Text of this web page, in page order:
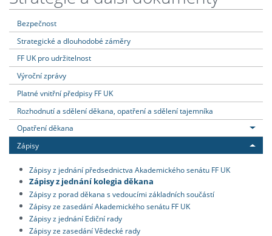
Bezpečnost
Strategické a dlouhodobé záměry
FF UK pro udržitelnost
Výroční zprávy
Platné vnitřní předpisy FF UK
Rozhodnutí a sdělení děkana, opatření a sdělení tajemníka
Opatření děkana
Zápisy
Zápisy z jednání předsednictva Akademického senátu FF UK
Zápisy z jednání kolegia děkana
Zápisy z porad děkana s vedoucími základních součástí
Zápisy ze zasedání Akademického senátu FF UK
Zápisy z jednání Ediční rady
Zápisy ze zasedání Vědecké rady